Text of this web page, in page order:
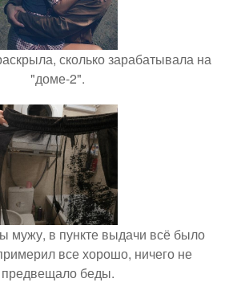
сколько зарабатывала на
"доме-2".
мужу, в пункте выдачи всё было
все хорошо, ничего не
предвещало беды.